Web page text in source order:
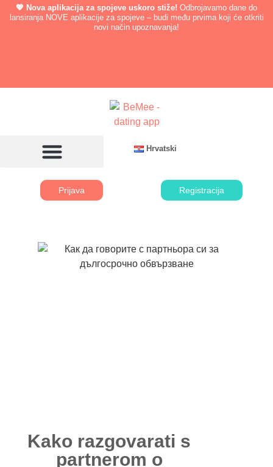
💖 Nova aplikacija za spojeve uskoro stiže! Odbrojavamo dane do
lansiranja NOVE aplikacije za spojeve – budi među prvima koji će otkriti
novi način upoznavanja!
Hrvatski
Prijava Registracija
Kako razgovarati s
partnerom o